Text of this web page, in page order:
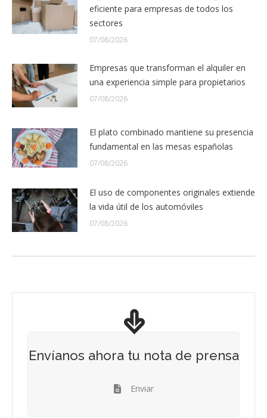
eficiente para empresas de todos los
sectores
07/08/2026
Empresas que transforman el alquiler en
una experiencia simple para propietarios
07/08/2026
El plato combinado mantiene su presencia
fundamental en las mesas españolas
07/08/2026
El uso de componentes originales extiende
la vida útil de los automóviles
07/08/2026
Envíanos ahora tu nota de prensa
Enviar